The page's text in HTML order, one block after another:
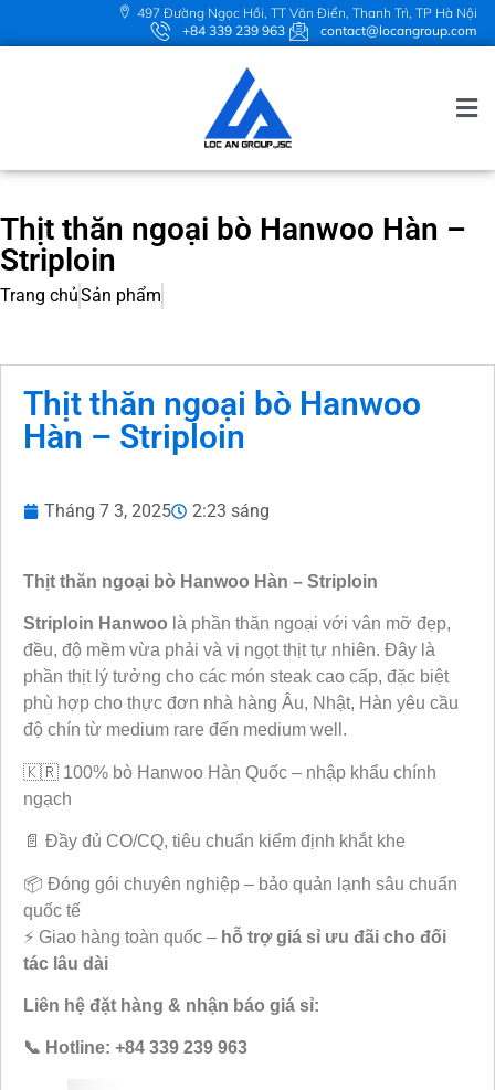
497 Đường Ngọc Hồi, TT Văn Điển, Thanh Trì, TP Hà Nội
+84 339 239 963
contact@locangroup.com
Thịt thăn ngoại bò Hanwoo Hàn –
Striploin
Trang chủSản phẩm
Thịt thăn ngoại bò Hanwoo
Hàn – Striploin
Tháng 7 3, 2025 2:23 sáng
Thịt thăn ngoại bò Hanwoo Hàn – Striploin
Striploin Hanwoo là phần thăn ngoại với vân mỡ đẹp,
đều, độ mềm vừa phải và vị ngọt thịt tự nhiên. Đây là
phần thịt lý tưởng cho các món steak cao cấp, đặc biệt
phù hợp cho thực đơn nhà hàng Âu, Nhật, Hàn yêu cầu
độ chín từ medium rare đến medium well.
🇰🇷 100% bò Hanwoo Hàn Quốc – nhập khẩu chính
ngạch
📄 Đầy đủ CO/CQ, tiêu chuẩn kiểm định khắt khe
📦 Đóng gói chuyên nghiệp – bảo quản lạnh sâu chuẩn
quốc tế
⚡ Giao hàng toàn quốc – hỗ trợ giá sỉ ưu đãi cho đối
tác lâu dài
Liên hệ đặt hàng & nhận báo giá sỉ:
📞 Hotline: +84 339 239 963